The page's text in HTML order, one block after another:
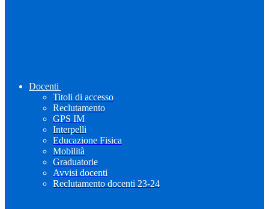
Docenti
Titoli di accesso
Reclutamento
GPS IM
Interpelli
Educazione Fisica
Mobilità
Graduatorie
Avvisi docenti
Reclutamento docenti 23-24